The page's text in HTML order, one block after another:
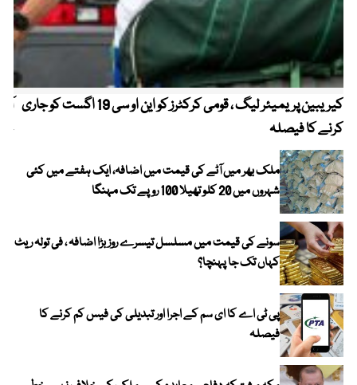
کیریبین پریمیئر لیگ ، قومی کرکٹرز کو این او سی 19 اگست کو جاری
کرنے کا فیصلہ
ملک بھر میں آٹے کی قیمت میں اضافہ، ایک ہفتے میں کئی
شہروں میں 20 کلو تھیلا 100 روپے تک مہنگا
سونے کی قیمت میں مسلسل تیسرے روز بڑا اضافہ ، فی تولہ ریٹ
کہاں تک جا پہنچا؟
پی ٹی اے کا ای سم کے اجرا اور تبدیلی کی فیس کم کرنے کا
فیصلہ